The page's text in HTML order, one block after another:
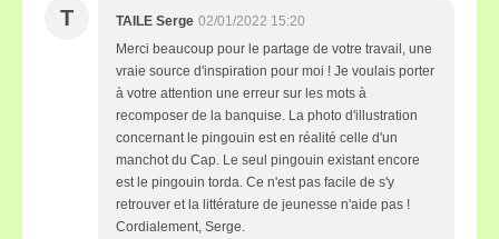
T TAILE Serge 02/01/2022 15:20
Merci beaucoup pour le partage de votre travail, une
vraie source d'inspiration pour moi ! Je voulais porter
à votre attention une erreur sur les mots à
recomposer de la banquise. La photo d'illustration
concernant le pingouin est en réalité celle d'un
manchot du Cap. Le seul pingouin existant encore
est le pingouin torda. Ce n'est pas facile de s'y
retrouver et la littérature de jeunesse n'aide pas !
Cordialement, Serge.